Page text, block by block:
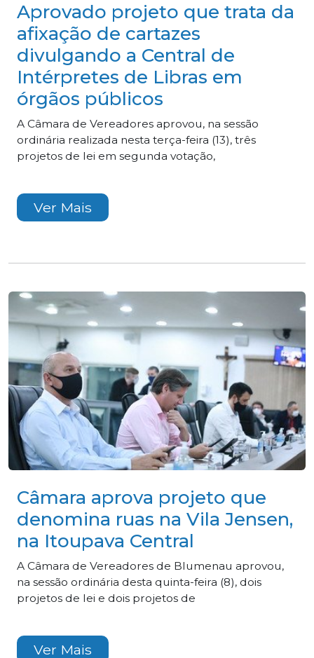
Aprovado projeto que trata da
afixação de cartazes
divulgando a Central de
Intérpretes de Libras em
órgãos públicos
A Câmara de Vereadores aprovou, na sessão
ordinária realizada nesta terça-feira (13), três
projetos de lei em segunda votação,
Ver Mais
Câmara aprova projeto que
denomina ruas na Vila Jensen,
na Itoupava Central
A Câmara de Vereadores de Blumenau aprovou,
na sessão ordinária desta quinta-feira (8), dois
projetos de lei e dois projetos de
Ver Mais